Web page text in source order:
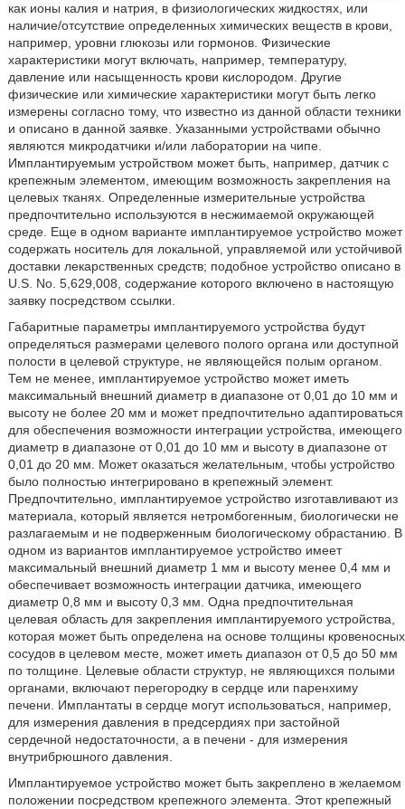
как ионы калия и натрия, в физиологических жидкостях, или
наличие/отсутствие определенных химических веществ в крови,
например, уровни глюкозы или гормонов. Физические
характеристики могут включать, например, температуру,
давление или насыщенность крови кислородом. Другие
физические или химические характеристики могут быть легко
измерены согласно тому, что известно из данной области техники
и описано в данной заявке. Указанными устройствами обычно
являются микродатчики и/или лаборатории на чипе.
Имплантируемым устройством может быть, например, датчик с
крепежным элементом, имеющим возможность закрепления на
целевых тканях. Определенные измерительные устройства
предпочтительно используются в несжимаемой окружающей
среде. Еще в одном варианте имплантируемое устройство может
содержать носитель для локальной, управляемой или устойчивой
доставки лекарственных средств; подобное устройство описано в
U.S. No. 5,629,008, содержание которого включено в настоящую
заявку посредством ссылки.
Габаритные параметры имплантируемого устройства будут
определяться размерами целевого полого органа или доступной
полости в целевой структуре, не являющейся полым органом.
Тем не менее, имплантируемое устройство может иметь
максимальный внешний диаметр в диапазоне от 0,01 до 10 мм и
высоту не более 20 мм и может предпочтительно адаптироваться
для обеспечения возможности интеграции устройства, имеющего
диаметр в диапазоне от 0,01 до 10 мм и высоту в диапазоне от
0,01 до 20 мм. Может оказаться желательным, чтобы устройство
было полностью интегрировано в крепежный элемент.
Предпочтительно, имплантируемое устройство изготавливают из
материала, который является нетромбогенным, биологически не
разлагаемым и не подверженным биологическому обрастанию. В
одном из вариантов имплантируемое устройство имеет
максимальный внешний диаметр 1 мм и высоту менее 0,4 мм и
обеспечивает возможность интеграции датчика, имеющего
диаметр 0,8 мм и высоту 0,3 мм. Одна предпочтительная
целевая область для закрепления имплантируемого устройства,
которая может быть определена на основе толщины кровеносных
сосудов в целевом месте, может иметь диапазон от 0,5 до 50 мм
по толщине. Целевые области структур, не являющихся полыми
органами, включают перегородку в сердце или паренхиму
печени. Имплантаты в сердце могут использоваться, например,
для измерения давления в предсердиях при застойной
сердечной недостаточности, а в печени - для измерения
внутрибрюшного давления.
Имплантируемое устройство может быть закреплено в желаемом
положении посредством крепежного элемента. Этот крепежный